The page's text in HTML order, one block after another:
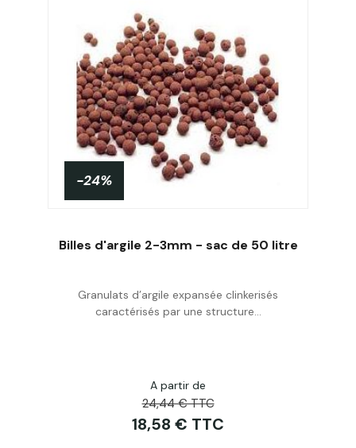
Acheter
-24%
Billes d'argile 2-3mm - sac de 50 litre
Granulats d’argile expansée clinkerisés
caractérisés par une structure...
A partir de
24,44 € TTC
18,58 € TTC